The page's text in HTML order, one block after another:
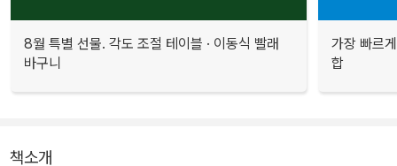
8월 특별 선물. 각도 조절 테이블 · 이동식 빨래
바구니
가장 빠르
합
책소개